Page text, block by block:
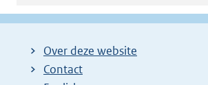
Over deze website
Contact